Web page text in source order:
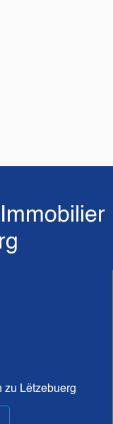
zu Lëtzebuerg